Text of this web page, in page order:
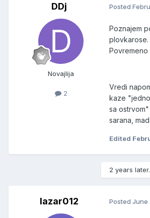
DDj
Novajlija
2
Posted
Poznajem
Povremeno
Vredi
kaze
sa
sarana,
Edited
2 years
lazar012 Posted June